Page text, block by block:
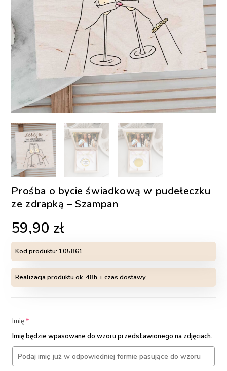
Prośba o bycie świadkową w pudełeczku
ze zdrapką – Szampan
59,90 zł
Kod produktu: 105861
Realizacja produktu ok. 48h + czas dostawy
Imię:*(required)
Imię będzie wpasowane do wzoru przedstawionego na zdjęciach.